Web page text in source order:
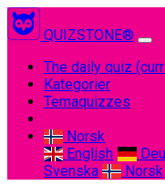
QUIZSTONE®
The daily quiz
Kategorier
Temaquizzes
Norsk
English
Svenska
Norsk